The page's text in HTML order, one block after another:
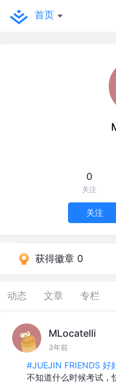
首页
0
关注
关注
获得徽章 0
动态 文章 专栏
MLocatelli
3年前
#JUEJIN FRIENDS 好
不知道什么时候考试，